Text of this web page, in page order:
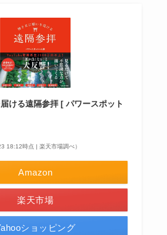
ける遠隔参拝 [ パワースポット
18:12時点 | 楽天市場調べ）
Amazon
楽天市場
ショッピング